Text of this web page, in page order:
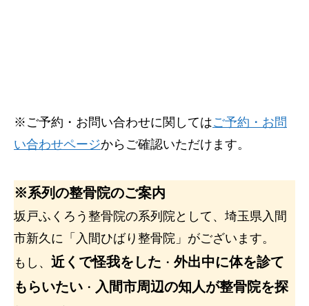
※ご予約・お問い合わせに関してはご予約・お問
い合わせページからご確認いただけます。
※系列の整骨院のご案内
坂戸ふくろう整骨院の系列院として、埼玉県入間
市新久に「入間ひばり整骨院」がございます。
もし、 近くで怪我をした ・ 外出中に体を診て
もらいたい ・ 入間市周辺の知人が整骨院を探